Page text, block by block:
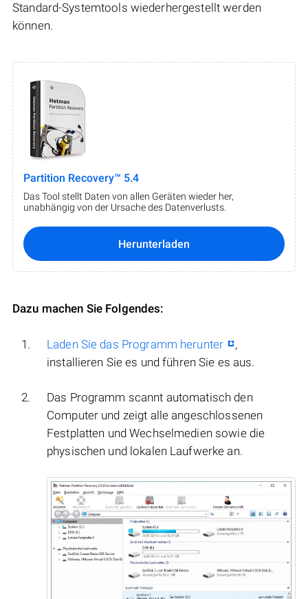
Standard-Systemtools wiederhergestellt werden
können.
Partition Recovery™ 5.4
Das Tool stellt Daten von allen Geräten wieder her,
unabhängig von der Ursache des Datenverlusts.
Herunterladen
Dazu machen Sie Folgendes:
Laden Sie das Programm herunter
,
installieren Sie es und führen Sie es aus.
Das Programm scannt automatisch den
Computer und zeigt alle angeschlossenen
Festplatten und Wechselmedien sowie die
physischen und lokalen Laufwerke an.